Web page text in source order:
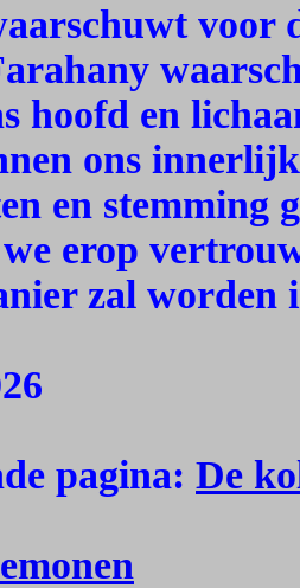
voor
hoofd en
ons
en stemming
erop
zal worden
pagina: De